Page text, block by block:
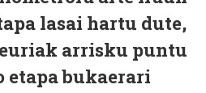
lasai hartu dute,
arrisku puntu
etapa bukaerari